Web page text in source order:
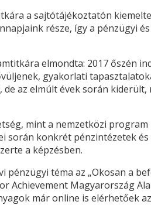
a sajtótájékoztatón
része, így a pénzügyi
elmondta: 2017 őszén
gyakorlati
az elmúlt évek során
mint a nemzetközi
során konkrét pénzintézetek
a képzésben.
téma az „Okosan a
Achievement Magyarország
már online is elérhetőek